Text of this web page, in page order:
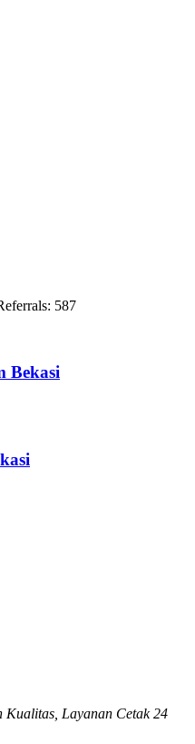
587
Bekasi
Kualitas, Layanan Cetak 24